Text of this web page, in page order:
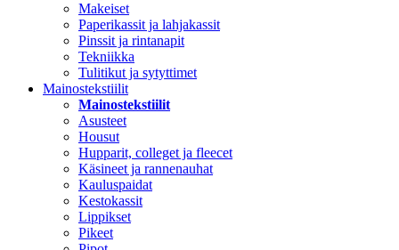
Makeiset
Paperikassit ja lahjakassit
Pinssit ja rintanapit
Tekniikka
Tulitikut ja sytyttimet
Mainostekstiilit
Mainostekstiilit
Asusteet
Housut
Hupparit, colleget ja fleecet
Käsineet ja rannenauhat
Kauluspaidat
Kestokassit
Lippikset
Pikeet